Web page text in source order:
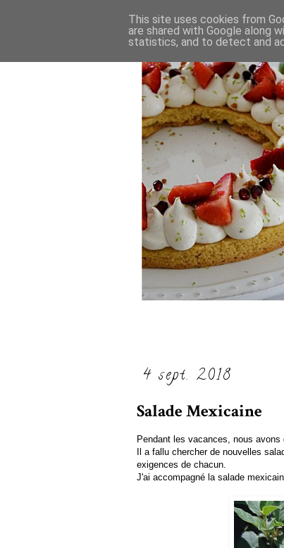
4 sept. 2018
Salade Mexicaine
Pendant les vacances, nous
Il a fallu chercher de nouvelles
exigences de chacun.
J'ai accompagné la salade
This site uses cookies from
are shared with Google along
statistics, and to detect and